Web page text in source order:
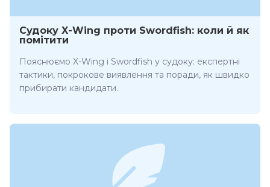
Судоку X-Wing проти Swordfish: коли й як
помітити
Пояснюємо X-Wing і Swordfish у судоку: експертні
тактики, покрокове виявлення та поради, як швидко
прибирати кандидати.